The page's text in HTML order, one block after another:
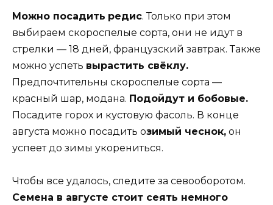
Можно посадить редис. Только при этом
выбираем скороспелые сорта, они не идут в
стрелки — 18 дней, французский завтрак. Также
можно успеть вырастить свёклу.
Предпочтительны скороспелые сорта —
красный шар, модана. Подойдут и бобовые.
Посадите горох и кустовую фасоль. В конце
августа можно посадить озимый чеснок, он
успеет до зимы укорениться.
Чтобы все удалось, следите за севооборотом.
Семена в августе стоит сеять немного